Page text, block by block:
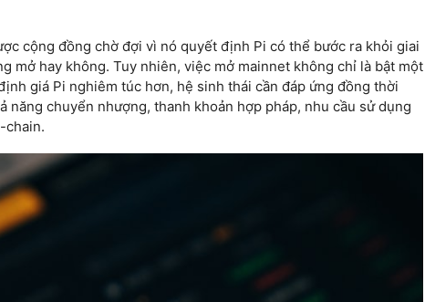
cộng đồng chờ đợi vì nó quyết định Pi có thể bước ra khỏi giai
mở hay không. Tuy nhiên, việc mở mainnet không chỉ là bật một
giá Pi nghiêm túc hơn, hệ sinh thái cần đáp ứng đồng thời
năng chuyển nhượng, thanh khoản hợp pháp, nhu cầu sử dụng
chain.